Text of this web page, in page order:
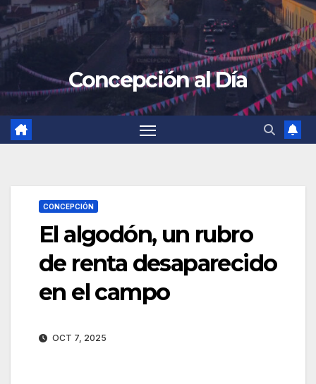
Concepción al Día
CONCEPCIÓN
El algodón, un rubro
de renta desaparecido
en el campo
OCT 7, 2025